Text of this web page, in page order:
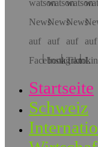
Startseite
Schweiz